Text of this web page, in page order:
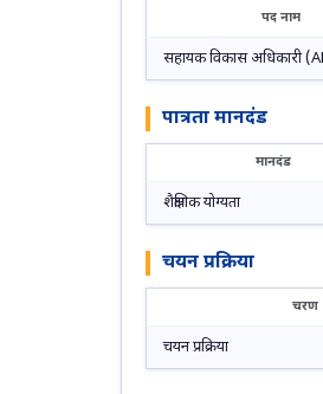
पद नाम
सहायक विकास अधिकारी
पात्रता मानदंड
मानदंड
शैक्षणिक योग्यता
चयन प्रक्रिया
चरण
चयन प्रक्रिया